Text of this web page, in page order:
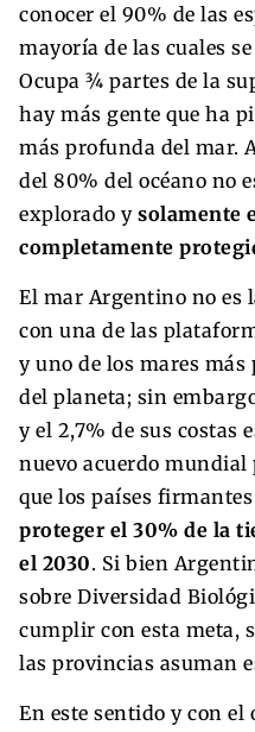
conocer el 90% de las
mayoría de las cuales
Ocupa ¾ partes de la
hay más gente que ha
más profunda del mar.
del 80% del océano no
explorado y solamente
completamente
El mar Argentino no es
con una de las
y uno de los mares
del planeta; sin
y el 2,7% de sus costas
nuevo acuerdo mundial
que los países
proteger el 30% de la
el 2030. Si bien
sobre Diversidad
cumplir con esta meta,
las provincias asuman
En este sentido y con el